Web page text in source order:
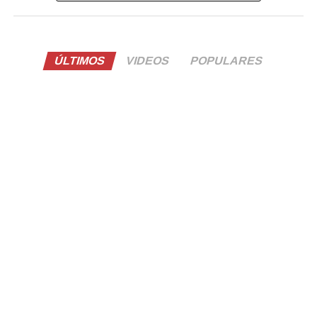
ÚLTIMOS VIDEOS POPULARES